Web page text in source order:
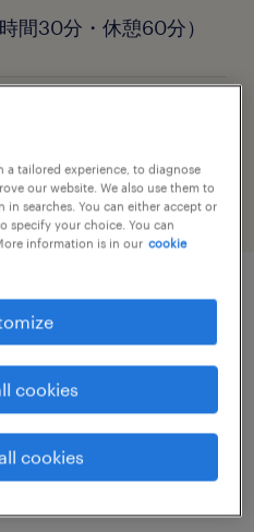
間30分・休憩60分）
ナンス、その他（製造）
a tailored experience, to diagnose
our website. We also use them to
searches. You can either accept or
specify your choice. You can
information is in our cookie
cookies
cookies